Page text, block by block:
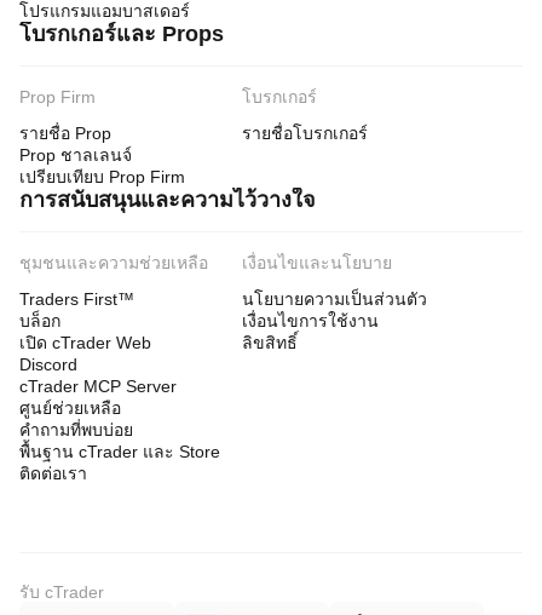
โปรแกรมแอมบาสเดอร์
โบรกเกอร์และ Props
Prop Firm
รายชื่อ Prop
Prop ชาลเลนจ์
เปรียบเทียบ Prop Firm
โบรกเกอร์
รายชื่อโบรกเกอร์
การสนับสนุนและความไว้วางใจ
ชุมชนและความช่วยเหลือ
Traders First™
บล็อก
เปิด cTrader Web
Discord
cTrader MCP Server
ศูนย์ช่วยเหลือ
คำถามที่พบบ่อย
พื้นฐาน cTrader และ Store
ติดต่อเรา
เงื่อนไขและนโยบาย
นโยบายความเป็นส่วนตัว
เงื่อนไขการใช้งาน
ลิขสิทธิ์
รับ cTrader